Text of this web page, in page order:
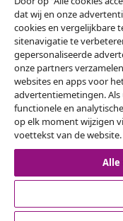
Klantenservice
Zakelijk
vidaXL
Ontdek meer
dat wij en onze
cookies en vergelijkbare
sitenavigatie te
gepersonaliseerde
onze partners
websites en apps voor
advertentiemetingen. Als
functionele en
op elk moment wijzigen
voettekst van de website.
Alle